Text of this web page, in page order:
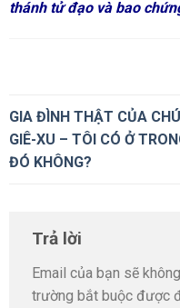
thánh tử đạo và bao
GIA ĐÌNH THẬT CỦA
GIÊ-XU – TÔI CÓ Ở
ĐÓ KHÔNG?
Trả lời
Email của bạn sẽ
trường bắt buộc được